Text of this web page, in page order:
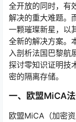
全开放的同时，有
解决的重大难题。
一颗璀璨新星，以
全新的解决方案。
入剖析法国巴黎航
探讨零知识证明技
密的隔离存储。
一、欧盟MiCA
欧盟MiCA（加密